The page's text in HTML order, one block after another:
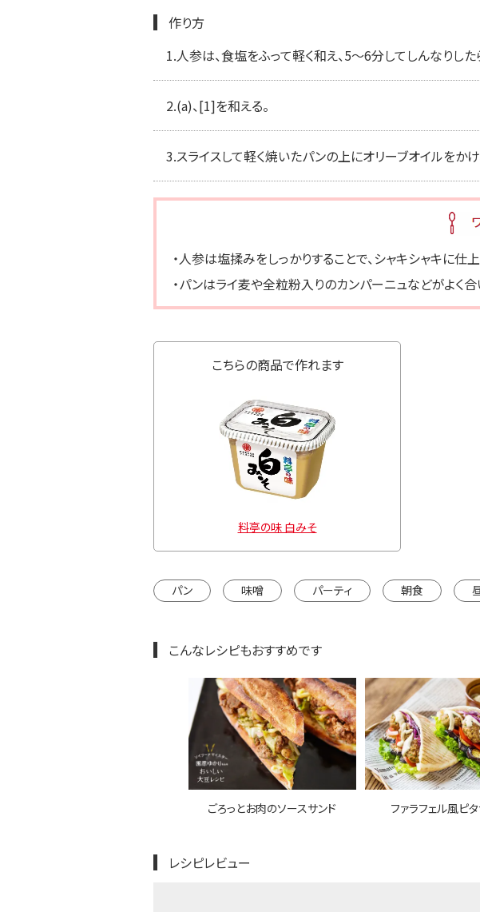
作り方
1.人参は、食塩をふって軽く和え、5〜6分してしんなりし
2.(a)、[1]を和える。
3.スライスして軽く焼いたパンの上にオリーブオイルをかけ
・人参は塩揉みをしっかりすることで、シャキシャキに仕上
・パンはライ麦や全粒粉入りのカンパーニュなどがよく合
こちらの商品で作れます
料亭の味 白みそ
パン 味噌 パーティ 朝食
こんなレシピもおすすめです
ごろっとお肉のソースサンド ファラフェル風ピ
レシピレビュー